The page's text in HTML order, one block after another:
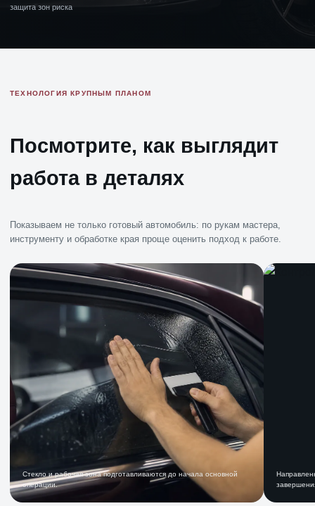
защита зон риска
ТЕХНОЛОГИЯ КРУПНЫМ ПЛАНОМ
Посмотрите, как выглядит
работа в деталях
Показываем не только готовый автомобиль: по рукам мастера,
инструменту и обработке края проще оценить подход к работе.
Стекло и рабочая зона подготавливаются до начала основной
операции.